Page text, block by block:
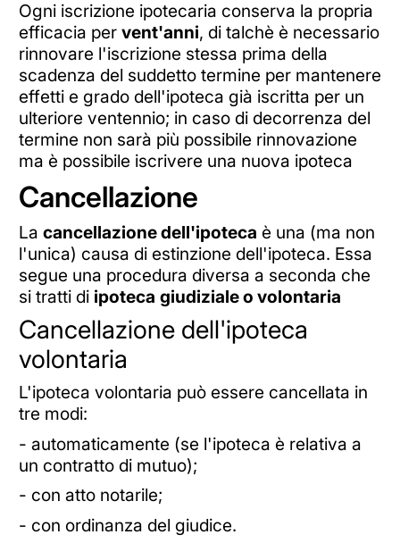
Ogni iscrizione ipotecaria conserva la propria
efficacia per vent'anni, di talchè è necessario
rinnovare l'iscrizione stessa prima della
scadenza del suddetto termine per mantenere
effetti e grado dell'ipoteca già iscritta per un
ulteriore ventennio; in caso di decorrenza del
termine non sarà più possibile rinnovazione
ma è possibile iscrivere una nuova ipoteca
Cancellazione
La cancellazione dell'ipoteca è una (ma non
l'unica) causa di estinzione dell'ipoteca. Essa
segue una procedura diversa a seconda che
si tratti di ipoteca giudiziale o volontaria
Cancellazione dell'ipoteca
volontaria
L'ipoteca volontaria può essere cancellata in
tre modi:
- automaticamente (se l'ipoteca è relativa a
un contratto di mutuo);
- con atto notarile;
- con ordinanza del giudice.